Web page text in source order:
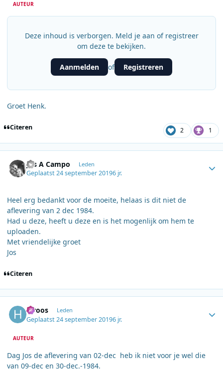
AUTEUR
Deze inhoud is verborgen. Meld je aan of registreer
om deze te bekijken.
Aanmelden of Registreren
Groet Henk.
Citeren 2 1
Jos A Campo Leden
Geplaatst24 september 20196 jr.
Heel erg bedankt voor de moeite, helaas is dit niet de
aflevering van 2 dec 1984.
Had u deze, heeft u deze en is het mogenlijk om hem te
uploaden.
Met vriendelijke groet
Jos
Citeren
h.roos Leden
Geplaatst24 september 20196 jr.
AUTEUR
Dag Jos de aflevering van 02-dec heb ik niet voor je wel die
van 09-dec en 30-dec.-1984.